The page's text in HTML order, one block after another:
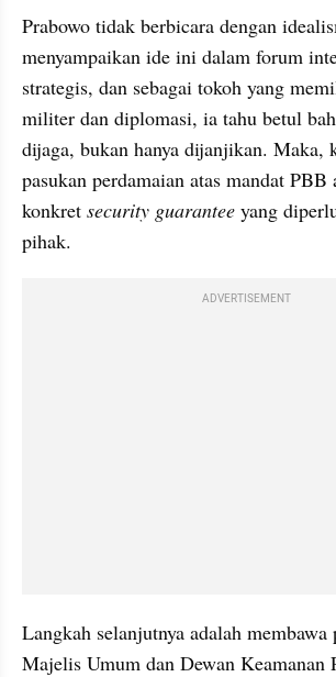
Prabowo tidak berbicara dengan
menyampaikan ide ini dalam forum
strategis, dan sebagai tokoh yang
militer dan diplomasi, ia tahu betul
dijaga, bukan hanya dijanjikan. Maka,
pasukan perdamaian atas mandat PBB
konkret security guarantee yang
pihak.
ADVERTISEMENT
Langkah selanjutnya adalah
Majelis Umum dan Dewan Keamanan